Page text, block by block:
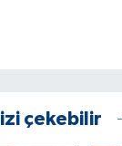
çekebilir